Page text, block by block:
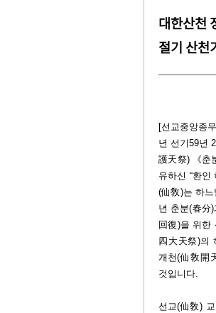
대한산천
절기 산천
[선교중앙종
년 선기59년
護天祭) 《춘
유하신 “환
(仙敎)는 하
년 춘분(春分
回復)을 위한
四大天祭)의
개천(仙敎開
것입니다.
선교(仙敎)